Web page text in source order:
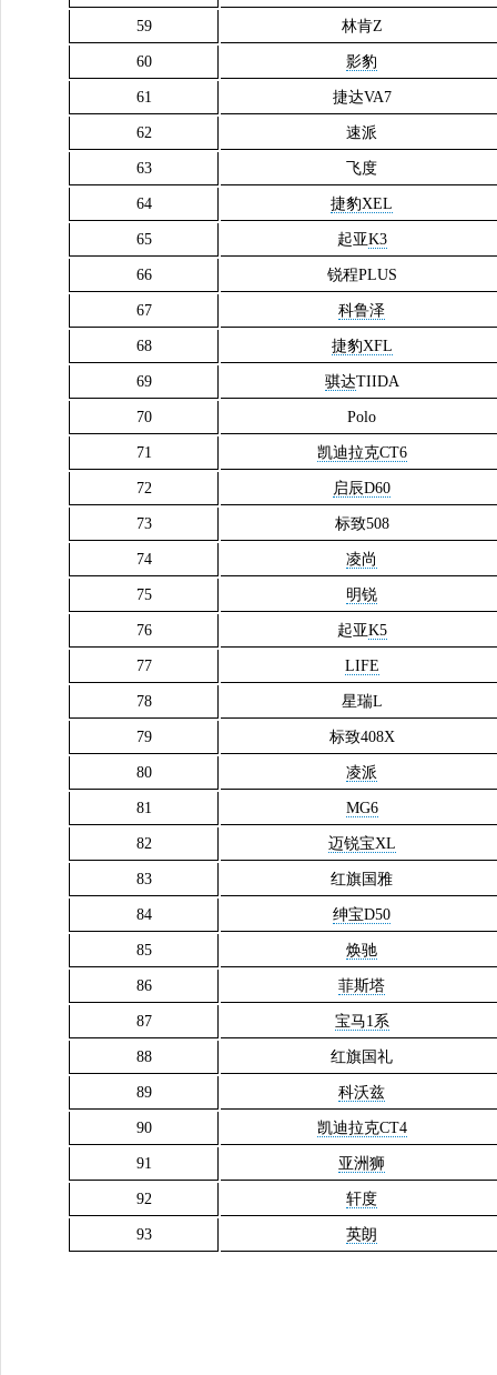
59 林肯Z
60 影豹
61 捷达VA7
62 速派
63 飞度
64 捷豹XEL
65 起亚K3
66 锐程PLUS
67 科鲁泽
68 捷豹XFL
69 骐达TIIDA
70 Polo
71 凯迪拉克CT6
72 启辰D60
73 标致508
74 凌尚
75 明锐
76 起亚K5
77 LIFE
78 星瑞L
79 标致408X
80 凌派
81 MG6
82 迈锐宝XL
83 红旗国雅
84 绅宝D50
85 焕驰
86 菲斯塔
87 宝马1系
88 红旗国礼
89 科沃兹
90 凯迪拉克CT4
91 亚洲狮
92 轩度
93 英朗